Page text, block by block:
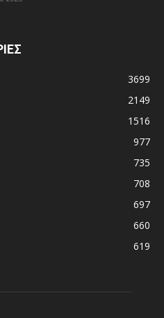
3699
2149
1516
977
735
708
697
660
619